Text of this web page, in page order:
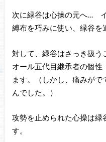
次に緑谷は心操の元へ…
縛布を巧みに使い、緑谷を
対して、緑谷はさっき扱う
オール五代目継承者の個性
ます。（しかし、痛みが
んでした。）
攻勢を止められた心操は緑
す。